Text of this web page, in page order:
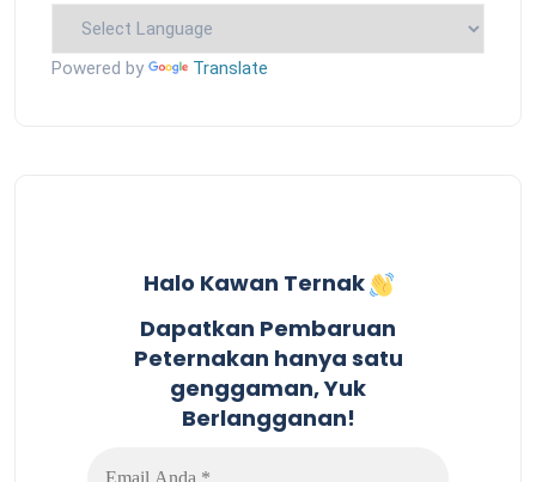
Powered by Translate
Halo Kawan Ternak
Dapatkan Pembaruan
Peternakan hanya satu
genggaman, Yuk
Berlangganan!